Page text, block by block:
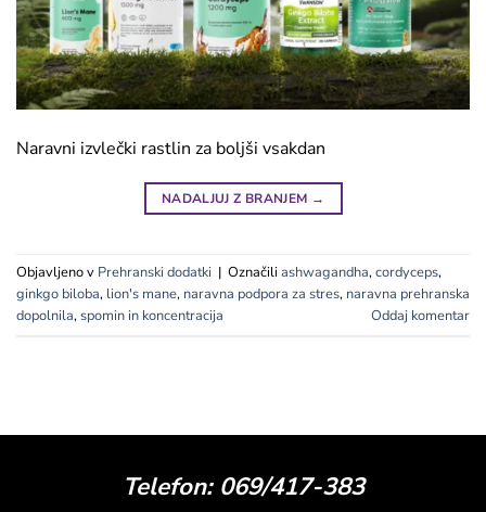
Naravni izvlečki rastlin za boljši vsakdan
NADALJUJ Z BRANJEM →
Objavljeno v Prehranski dodatki | Označiliashwagandha,cordyceps,
ginkgo biloba, lion's mane, naravna podpora za stres, naravna prehranska
dopolnila,spomin in koncentracija Oddaj komentar
Telefon: 069/417-383